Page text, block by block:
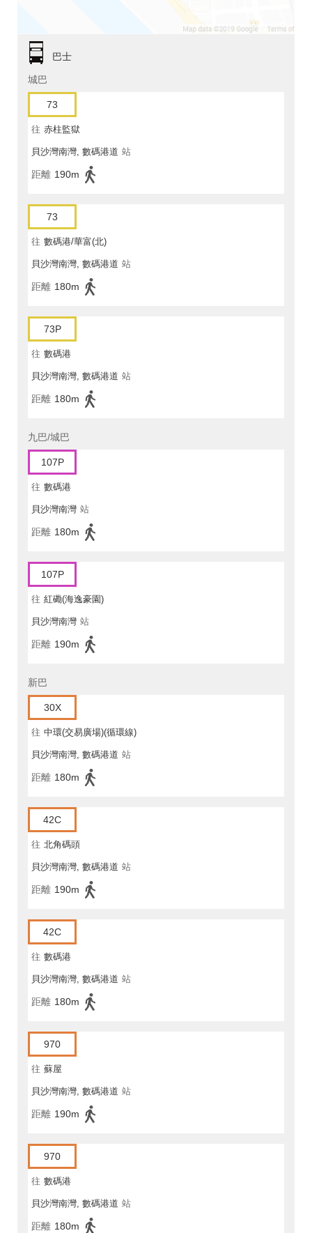
巴士
城巴
73
往 赤柱監獄
貝沙灣南灣, 數碼港道 站
距離 190m
73
往 數碼港/華富(北)
貝沙灣南灣, 數碼港道 站
距離 180m
73P
往 數碼港
貝沙灣南灣, 數碼港道 站
距離 180m
九巴/城巴
107P
往 數碼港
貝沙灣南灣 站
距離 180m
107P
往 紅磡(海逸豪園)
貝沙灣南灣 站
距離 190m
新巴
30X
往 中環(交易廣場)(循環線)
貝沙灣南灣, 數碼港道 站
距離 180m
42C
往 北角碼頭
貝沙灣南灣, 數碼港道 站
距離 190m
42C
往 數碼港
貝沙灣南灣, 數碼港道 站
距離 180m
970
往 蘇屋
貝沙灣南灣, 數碼港道 站
距離 190m
970
往 數碼港
貝沙灣南灣, 數碼港道 站
距離 180m